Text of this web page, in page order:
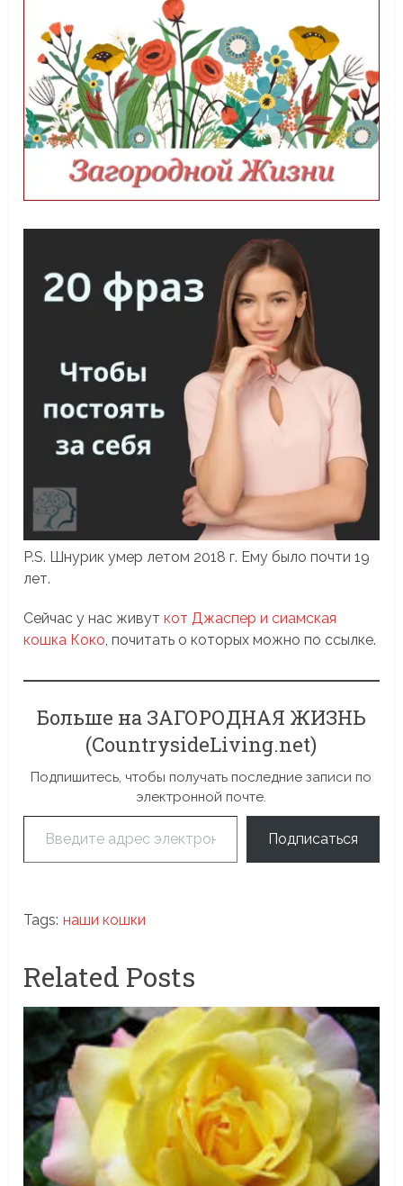
P.S. Шнурик умер летом 2018 г. Ему было почти 19
лет.
Сейчас у нас живуткот Джаспер и сиамская
кошка Коко, почитать о которых можно по ссылке.
Больше на ЗАГОРОДНАЯ ЖИЗНЬ
(CountrysideLiving.net)
Подпишитесь, чтобы получать последние записи по
электронной почте.
Введите адрес электронной почты…
Подписаться
Tags: наши кошки
Related Posts